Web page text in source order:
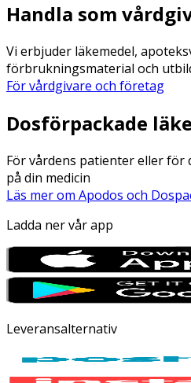
Handla som
Vi erbjuder läkemedel,
förbrukningsmaterial och
För vårdgivare och företag
Dosförpackade
För vårdens patienter eller för
på din medicin
Läs mer om Apodos och
Ladda ner vår app
Leveransalternativ